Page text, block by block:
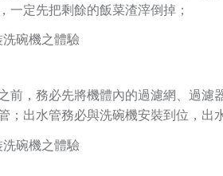
一定先把剩餘的飯菜渣滓倒掉；
前，務必先將機體內的過濾網、過濾
；出水管務必與洗碗機安裝到位，出